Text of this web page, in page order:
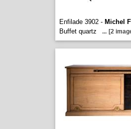
Enfilade 3902 - Michel
Buffet quartz
... [2